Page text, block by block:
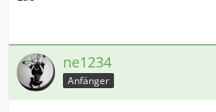
ne1234
Anfänger